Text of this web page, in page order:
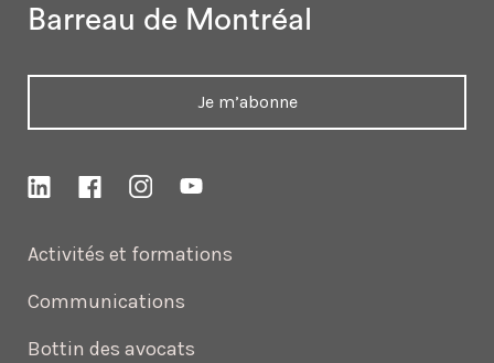
Activités et formations
Communications
Bottin des avocats
Barreau de Montréal
Je m’abonne